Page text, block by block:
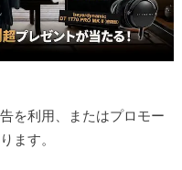
を利用、またはプロモー
ます。